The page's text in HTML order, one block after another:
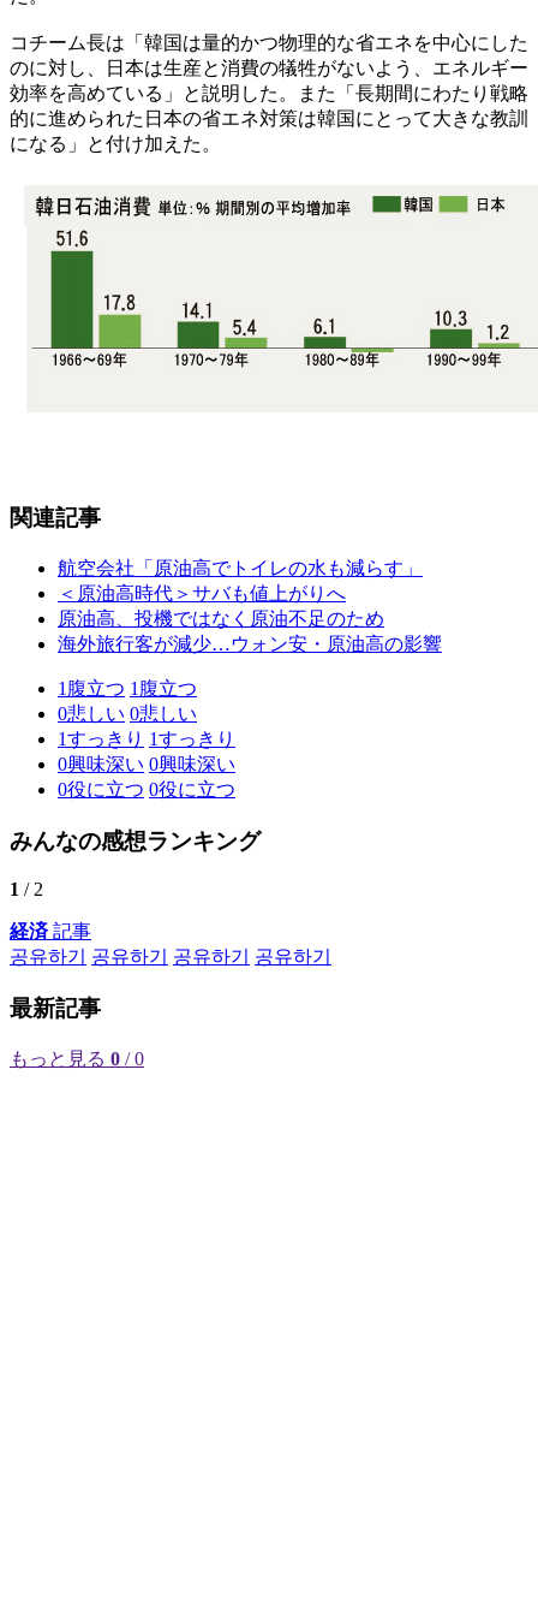
コチーム長は「韓国は量的かつ物理的な省エネを中心にした
のに対し、日本は生産と消費の犠牲がないよう、エネルギー
効率を高めている」と説明した。また「長期間にわたり戦略
的に進められた日本の省エネ対策は韓国にとって大きな教訓
になる」と付け加えた。
関連記事
航空会社「原油高でトイレの水も減らす」
＜原油高時代＞サバも値上がりへ
原油高、投機ではなく原油不足のため
海外旅行客が減少…ウォン安・原油高の影響
1 腹立つ 1 腹立つ
0悲しい 0悲しい
1すっきり 1すっきり
0興味深い 0興味深い
0役に立つ 0役に立つ
みんなの感想ランキング
1 / 2
経済記事
공유하기
공유하기 공유하기 공유하기
最新記事
もっと見る 0 / 0